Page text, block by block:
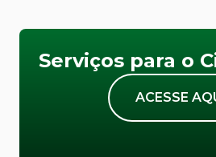
Serviços para o
ACESSE